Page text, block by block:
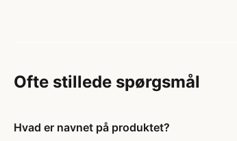
Ofte stillede spørgsmål
Hvad er navnet på produktet?